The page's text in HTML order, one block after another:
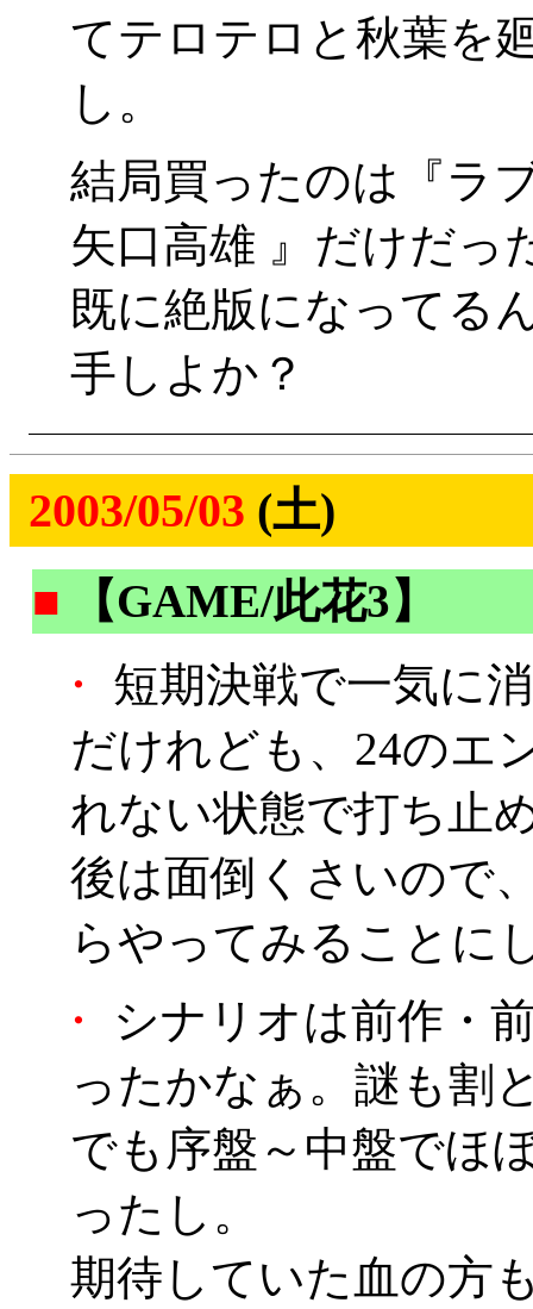
てテロテロと秋葉を
し。
結局買ったのは『ラ
矢口高雄 』だけだっ
既に絶版になって
手しよか？
2003/05/03 (土)
■
【GAME/此花3】
・
短期決戦で一気に
だけれども、24のエ
れない状態で打ち止
後は面倒くさいので
らやってみることに
・
シナリオは前作・
ったかなぁ。謎も割
でも序盤～中盤でほ
ったし。
期待していた血の方